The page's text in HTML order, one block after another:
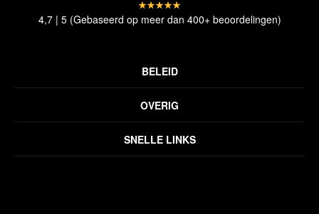
SNELLE LINKS
OVERIG
Inspiratie
BELEID
Disclaimer
Verzendbeleid
4,7 | 5 (Gebaseerd op meer dan 400+ beoordelingen)